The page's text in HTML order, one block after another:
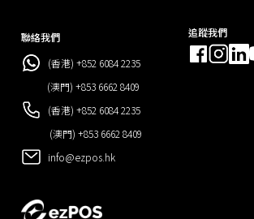
聯絡我們
(香港) +852 6084 2235
(澳門) +853 6662 8409
(香港) +852 6084 2235
(澳門) +853 6662 8409
info@ezpos.hk
追蹤我們